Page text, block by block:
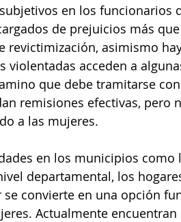
en los funcionarios
de prejuicios más
revictimización, asimismo
acceden a
que debe tramitarse
remisiones efectivas, pero
a las mujeres.
en los municipios como
departamental, los
convierte en una opción
Actualmente